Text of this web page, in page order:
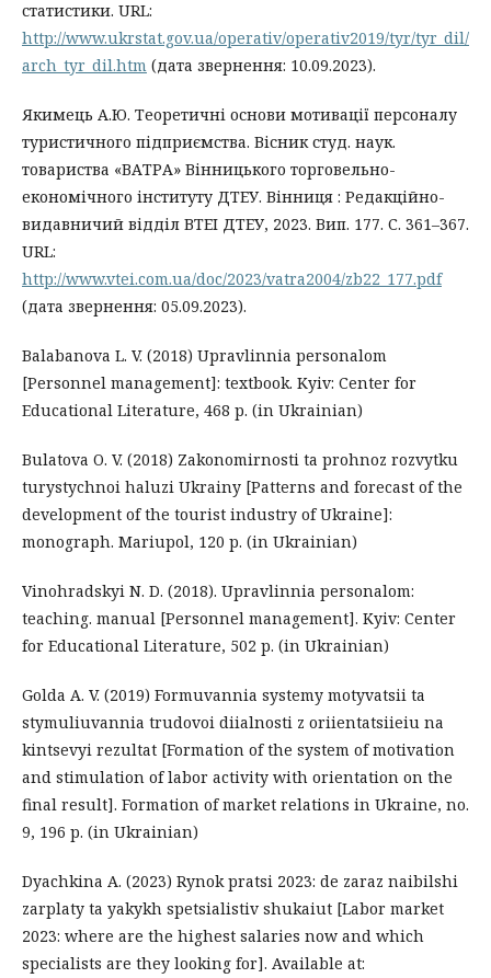
статистики. URL:
http://www.ukrstat.gov.ua/operativ/operativ2019/tyr/tyr_dil/
arch_tyr_dil.htm (дата звернення: 10.09.2023).
Якимець А.Ю. Теоретичні основи мотивації персоналу
туристичного підприємства. Вісник студ. наук.
товариства «ВАТРА» Вінницького торговельно-
економічного інституту ДТЕУ. Вінниця : Редакційно-
видавничий відділ ВТЕІ ДТЕУ, 2023. Вип. 177. С. 361–367.
URL:
http://www.vtei.com.ua/doc/2023/vatra2004/zb22_177.pdf
(дата звернення: 05.09.2023).
Balabanova L. V. (2018) Upravlinnia personalom
[Personnel management]: textbook. Kyiv: Center for
Educational Literature, 468 p. (in Ukrainian)
Bulatova O. V. (2018) Zakonomirnosti ta prohnoz rozvytku
turystychnoi haluzi Ukrainy [Patterns and forecast of the
development of the tourist industry of Ukraine]:
monograph. Mariupol, 120 p. (in Ukrainian)
Vinohradskyi N. D. (2018). Upravlinnia personalom:
teaching. manual [Personnel management]. Kyiv: Center
for Educational Literature, 502 p. (in Ukrainian)
Golda A. V. (2019) Formuvannia systemy motyvatsii ta
stymuliuvannia trudovoi diialnosti z oriientatsiieiu na
kintsevyi rezultat [Formation of the system of motivation
and stimulation of labor activity with orientation on the
final result]. Formation of market relations in Ukraine, no.
9, 196 p. (in Ukrainian)
Dyachkina A. (2023) Rynok pratsi 2023: de zaraz naibilshi
zarplaty ta yakykh spetsialistiv shukaiut [Labor market
2023: where are the highest salaries now and which
specialists are they looking for]. Available at: